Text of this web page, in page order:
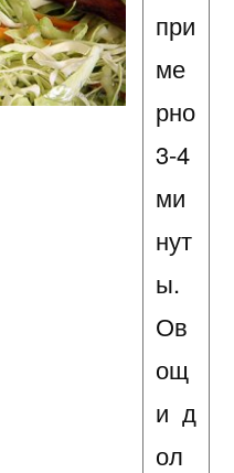
при
ме
рно
3-4
ми
нут
ы.
Ов
ощ
и д
ол